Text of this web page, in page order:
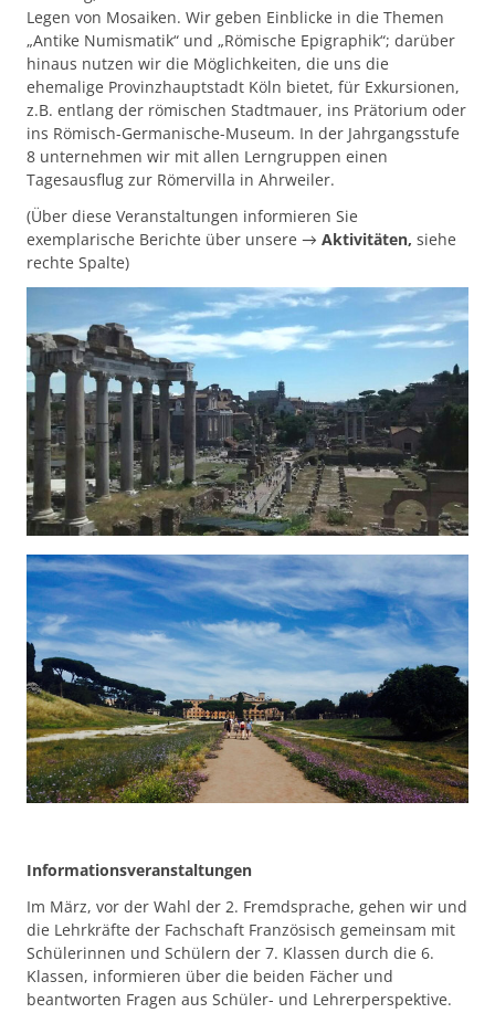
Legen von Mosaiken. Wir geben Einblicke in die Themen
„Antike Numismatik“ und „Römische Epigraphik“; darüber
hinaus nutzen wir die Möglichkeiten, die uns die
ehemalige Provinzhauptstadt Köln bietet, für Exkursionen,
z.B. entlang der römischen Stadtmauer, ins Prätorium oder
ins Römisch-Germanische-Museum. In der Jahrgangsstufe
8 unternehmen wir mit allen Lerngruppen einen
Tagesausflug zur Römervilla in Ahrweiler.
(Über diese Veranstaltungen informieren Sie
exemplarische Berichte über unsere → Aktivitäten, siehe
rechte Spalte)
Informationsveranstaltungen
Im März, vor der Wahl der 2. Fremdsprache, gehen wir und
die Lehrkräfte der Fachschaft Französisch gemeinsam mit
Schülerinnen und Schülern der 7. Klassen durch die 6.
Klassen, informieren über die beiden Fächer und
beantworten Fragen aus Schüler- und Lehrerperspektive.